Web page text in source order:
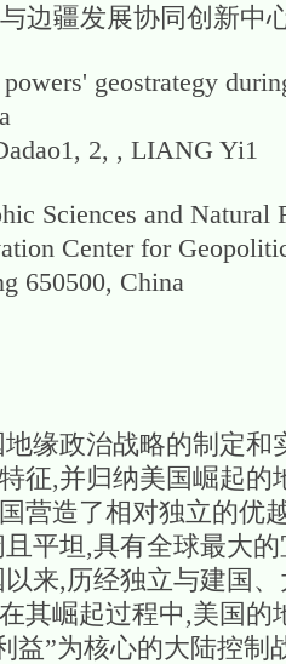
边疆发展协同创新中
geostrategy
2, , LIANG Yi1
Sciences and
Center for
650500, China
缘政治战略的制定
征,并归纳美国崛起
营造了相对独立的优
平坦,具有全球最大
来,历经独立与建国
其崛起过程中,美国
益”为核心的大陆控